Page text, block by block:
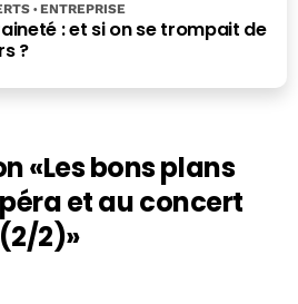
: et si on se trompait de
?
ENTREPRISE
«Les bons plans
et au concert
2)»